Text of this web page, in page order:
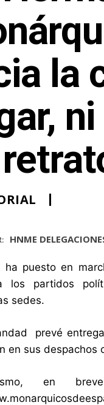
la
HNME
ha puesto en
los partidos
sedes.
prevé
en sus
en